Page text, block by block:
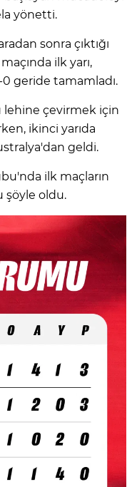
yönetti.
sonra çıktığı
ilk yarı,
geride tamamladı.
lehine çevirmek için
ikinci yarıda
geldi.
ilk maçların
şöyle oldu.